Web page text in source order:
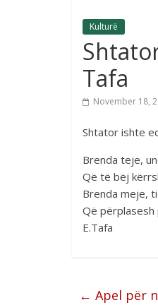
Kulturë
Tafa
November 18,
Shtator ishte
Brenda teje,
Që të bëj
Brenda meje,
Që
E.Tafa
← Apel për